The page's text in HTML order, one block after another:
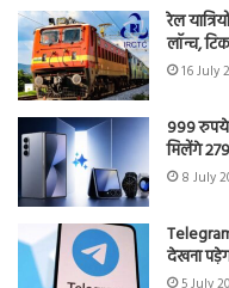
रेल
लॉन्च,
16 July
999 रुपये
मिलेंगे
8 July
देखना